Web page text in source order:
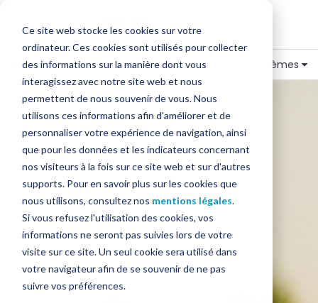
Ce site web stocke les cookies sur votre
ordinateur. Ces cookies sont utilisés pour collecter
des informations sur la manière dont vous
interagissez avec notre site web et nous
permettent de nous souvenir de vous. Nous
utilisons ces informations afin d'améliorer et de
personnaliser votre expérience de navigation, ainsi
que pour les données et les indicateurs concernant
nos visiteurs à la fois sur ce site web et sur d'autres
supports. Pour en savoir plus sur les cookies que
nous utilisons, consultez nos mentions légales.
Si vous refusez l'utilisation des cookies, vos
informations ne seront pas suivies lors de votre
visite sur ce site. Un seul cookie sera utilisé dans
votre navigateur afin de se souvenir de ne pas
suivre vos préférences.
Accueil»Blog»Encaissement Thèmes